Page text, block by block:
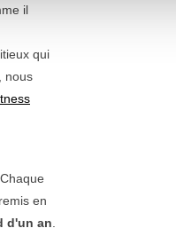
il
qui
nous
en
d'un an